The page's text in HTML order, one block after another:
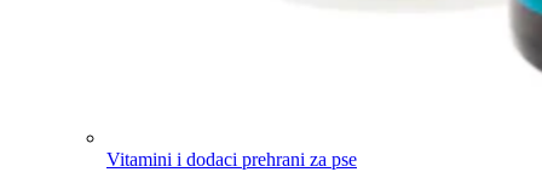
Vitamini i dodaci prehrani za pse